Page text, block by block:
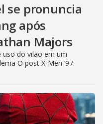
se pronuncia
após
Majors
uso do vilão em um
O post X-Men ’97: